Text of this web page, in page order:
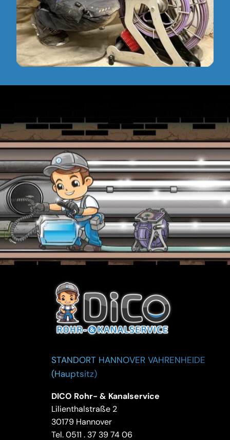
STANDORT HANNOVER VAHRENHEIDE
(Hauptsitz)
DICO Rohr- & Kanalservice
Lilienthalstraße 2
30179 Hannover
Tel.0511 . 37 39 74 06